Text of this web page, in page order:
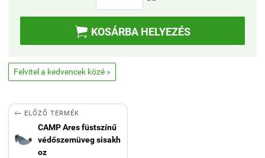
 KOSÁRBA HELYEZÉS
Felvitel a kedvencek közé »
 ELŐZŐ TERMÉK
CAMP Ares füstszínű
védőszemüveg sisakh
oz